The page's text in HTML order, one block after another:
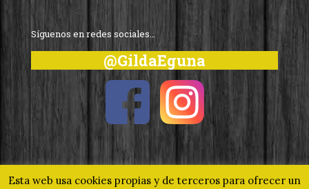
Síguenos en redes sociales…
@GildaEguna
Esta web usa cookies propias y de terceros para ofrecer un